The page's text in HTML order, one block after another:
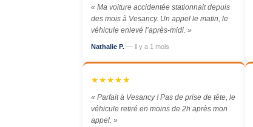
« Ma voiture accidentée stationnait depuis
des mois à Vesancy. Un appel le matin, le
véhicule enlevé l’après-midi. »
Nathalie P. — il y a 1 mois
★★★★★
« Parfait à Vesancy ! Pas de prise de tête, le
véhicule retiré en moins de 2h après mon
appel. »